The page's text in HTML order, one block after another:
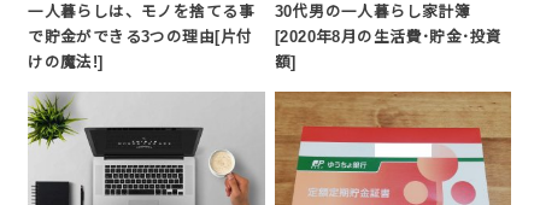
一人暮らしは、モノを捨てる事
で貯金ができる3つの理由[片付
けの魔法!]
30代男の一人暮らし家計簿
[2020年8月の生活費･貯金･投資
額]